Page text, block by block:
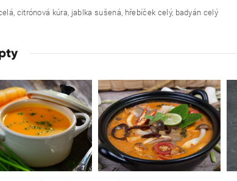
citrónová kúra, jablka sušená, hřebíček celý, badyán celý